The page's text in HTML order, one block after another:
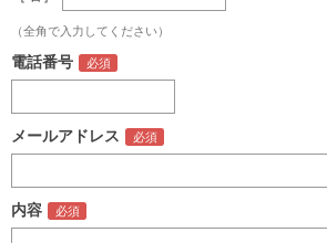
（全角で入力してください）
電話番号
メールアドレス
内容